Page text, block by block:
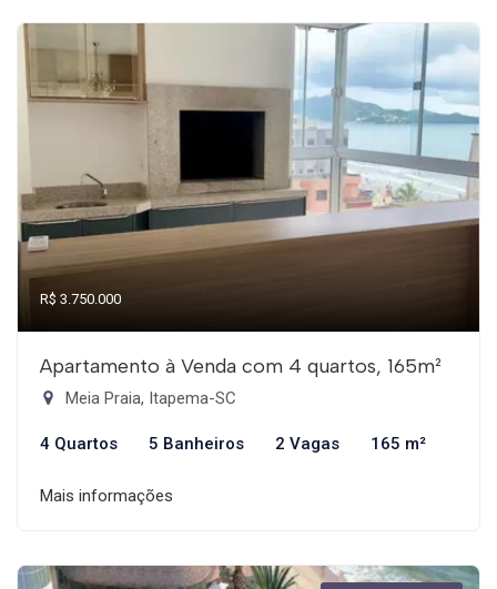
R$ 3.750.000
Apartamento à Venda com 4 quartos, 165m²
Meia Praia, Itapema-SC
4 Quartos 5 Banheiros 2 Vagas 165 m²
Mais informações